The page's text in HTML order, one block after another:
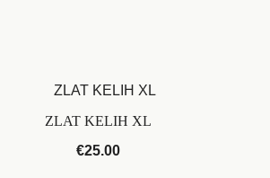
ZLAT KELIH XL
€25.00